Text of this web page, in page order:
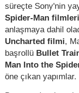
süreçte Sony'nin
Spider-Man filmleri
anlaşmaya dahil
Uncharted filmi,
başrollü Bullet
Man Into the
öne çıkan yapımlar.